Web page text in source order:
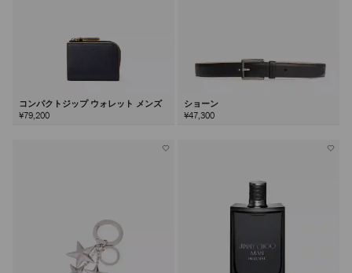
コンパクトジップ ウォレット メンズ
¥79,200
ショーン
¥47,300